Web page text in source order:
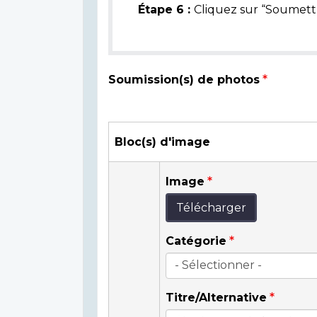
Étape 6 : Cliquez sur
Soumission(s) de photos
Bloc(s) d'image
Image
Télécharger
Catégorie
Titre/Alternative